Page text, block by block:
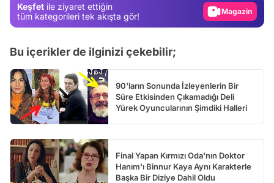
Keşfet ile ziyaret ettiğin
tüm kategorileri tek akışta gör!
Video
Bu içerikler de ilginizi çekebilir;
90'ların Sonunda İzleyenlerin Bir
Süre Etkisinden Çıkamadığı Deli
Yürek Oyuncularının Şimdiki Halleri
Final Yapan Kırmızı Oda'nın Doktor
Hanım'ı Binnur Kaya Aynı Karakterle
Başka Bir Diziye Dahil Oldu